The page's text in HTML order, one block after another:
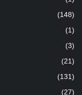
(148)
(1)
(3)
(21)
(131)
(27)